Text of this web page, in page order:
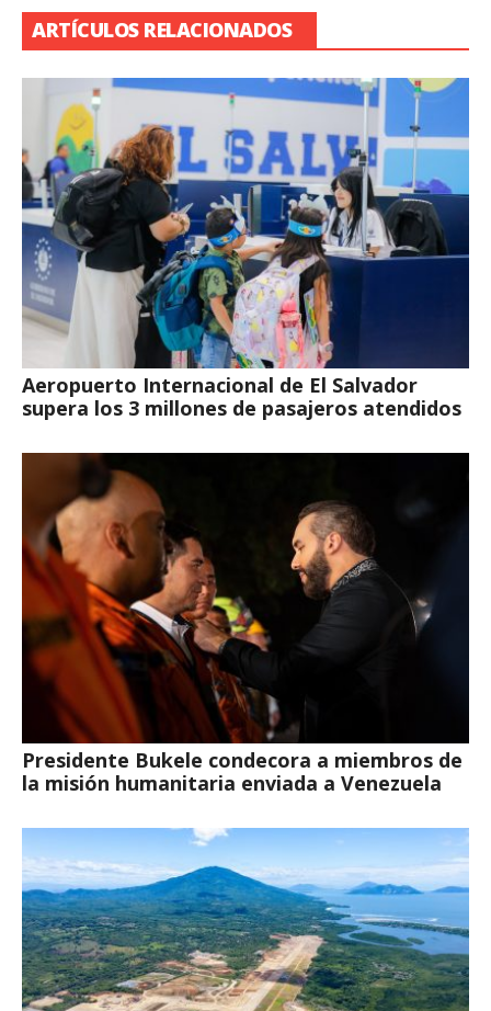
ARTÍCULOS RELACIONADOS
Aeropuerto Internacional de El Salvador
supera los 3 millones de pasajeros atendidos
Presidente Bukele condecora a miembros de
la misión humanitaria enviada a Venezuela